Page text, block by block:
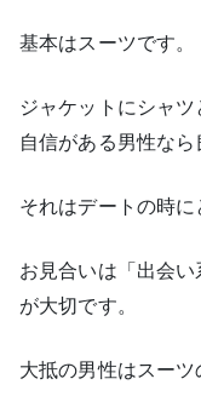
基本はスーツです。
ジャケットにシャ
自信がある男性なら
それはデートの時に
お見合いは「出会い
が大切です。
大抵の男性はスーツ